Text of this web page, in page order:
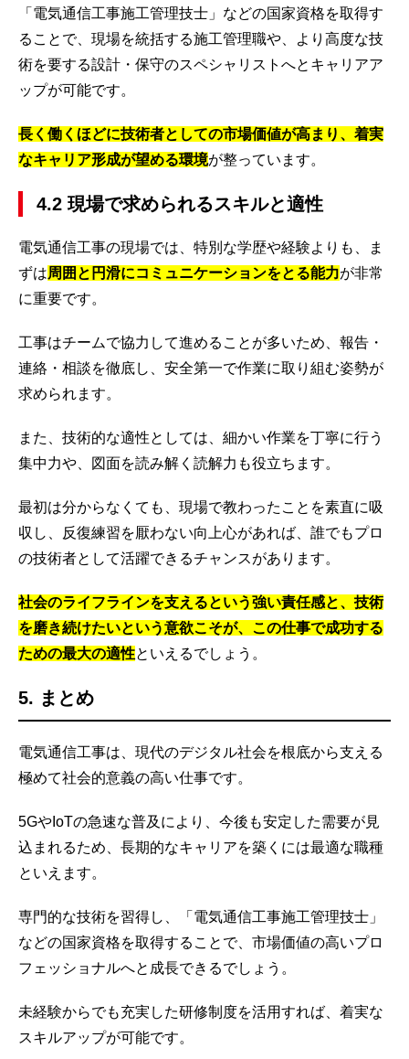
「電気通信工事施工管理技士」などの国家資格を取得す
ることで、現場を統括する施工管理職や、より高度な技
術を要する設計・保守のスペシャリストへとキャリアア
ップが可能です。
長く働くほどに技術者としての市場価値が高まり、着実
なキャリア形成が望める環境が整っています。
4.2 現場で求められるスキルと適性
電気通信工事の現場では、特別な学歴や経験よりも、ま
ずは周囲と円滑にコミュニケーションをとる能力が非常
に重要です。
工事はチームで協力して進めることが多いため、報告・
連絡・相談を徹底し、安全第一で作業に取り組む姿勢が
求められます。
また、技術的な適性としては、細かい作業を丁寧に行う
集中力や、図面を読み解く読解力も役立ちます。
最初は分からなくても、現場で教わったことを素直に吸
収し、反復練習を厭わない向上心があれば、誰でもプロ
の技術者として活躍できるチャンスがあります。
社会のライフラインを支えるという強い責任感と、技術
を磨き続けたいという意欲こそが、この仕事で成功する
ための最大の適性といえるでしょう。
5. まとめ
電気通信工事は、現代のデジタル社会を根底から支える
極めて社会的意義の高い仕事です。
5GやIoTの急速な普及により、今後も安定した需要が見
込まれるため、長期的なキャリアを築くには最適な職種
といえます。
専門的な技術を習得し、「電気通信工事施工管理技士」
などの国家資格を取得することで、市場価値の高いプロ
フェッショナルへと成長できるでしょう。
未経験からでも充実した研修制度を活用すれば、着実な
スキルアップが可能です。